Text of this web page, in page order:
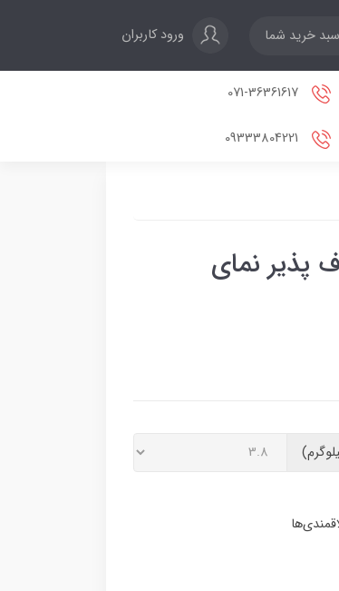
سبد خرید شما ورود کاربران
پذیر نمای